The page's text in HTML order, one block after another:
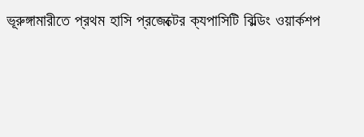
ভূরুঙ্গামারীতে প্রথম হাসি প্রজেক্টের ক্যপাসিটি বিল্ডিং ওয়ার্কশপ